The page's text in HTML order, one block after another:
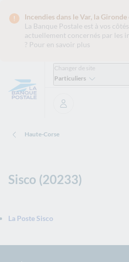
Incendies dans le Var, la Gironde
La Banque Postale est à vos
actuellement concernés par les
? Pour en savoir plus
Changer de site
Particuliers
Se connecter
Haute-Corse
Sisco (20233)
La Poste Sisco